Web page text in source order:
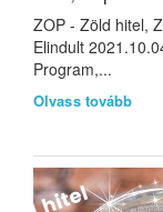
ZOP - Zöld hitel,
Elindult
Program,...
Olvass tovább